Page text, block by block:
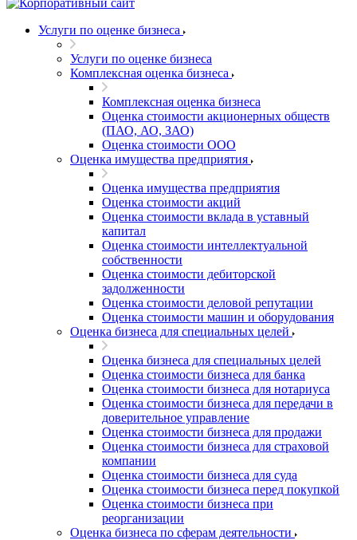
Услуги по оценке бизнеса
Услуги по оценке бизнеса
Комплексная оценка бизнеса
Комплексная оценка бизнеса
Оценка стоимости акционерных обществ
(ПАО, АО, ЗАО)
Оценка стоимости ООО
Оценка имущества предприятия
Оценка имущества предприятия
Оценка стоимости акций
Оценка стоимости вклада в уставный
капитал
Оценка стоимости интеллектуальной
собственности
Оценка стоимости дебиторской
задолженности
Оценка стоимости деловой репутации
Оценка стоимости машин и оборудования
Оценка бизнеса для специальных целей
Оценка бизнеса для специальных целей
Оценка стоимости бизнеса для банка
Оценка стоимости бизнеса для нотариуса
Оценка стоимости бизнеса для передачи в
доверительное управление
Оценка стоимости бизнеса для продажи
Оценка стоимости бизнеса для страховой
компании
Оценка стоимости бизнеса для суда
Оценка стоимости бизнеса перед покупкой
Оценка стоимости бизнеса при
реорганизации
Оценка бизнеса по сферам деятельности